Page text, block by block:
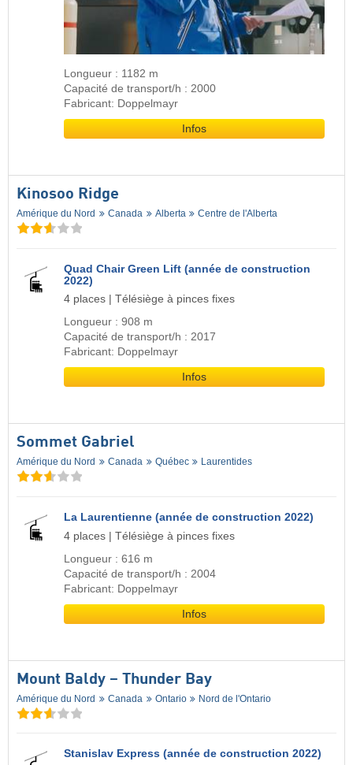
Longueur : 1182 m
Capacité de transport/h : 2000
Fabricant: Doppelmayr
Infos
Kinosoo Ridge
Amérique du Nord Canada Alberta Centre de l'Alberta
Quad Chair Green Lift (année de construction
2022)
4 places | Télésiège à pinces fixes
Longueur : 908 m
Capacité de transport/h : 2017
Fabricant: Doppelmayr
Infos
Sommet Gabriel
Amérique du Nord Canada Québec Laurentides
La Laurentienne (année de construction 2022)
4 places | Télésiège à pinces fixes
Longueur : 616 m
Capacité de transport/h : 2004
Fabricant: Doppelmayr
Infos
Mount Baldy – Thunder Bay
Amérique du Nord Canada Ontario Nord de l'Ontario
Stanislav Express (année de construction 2022)